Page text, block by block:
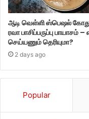
ஆடி வெள்ளி ஸ்பெஷல்
ரவா பாசிப்பருப்பு பாயாசம் –
செய்யணும் தெரியுமா?
2 days ago
Popular